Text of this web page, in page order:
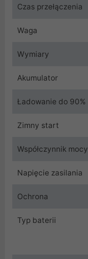
Czas przełączenia
Waga
Wymiary
Akumulator
Ładowanie do 90%
Zimny start
Współczynnik mocy
Napięcie zasilania
Ochrona
Typ baterii